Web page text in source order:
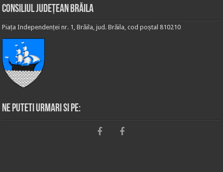
Consiliul Județean Brăila
Piața Independenței nr. 1, Brăila, jud. Brăila, cod poștal 810210
Ne puteti urmari si pe: